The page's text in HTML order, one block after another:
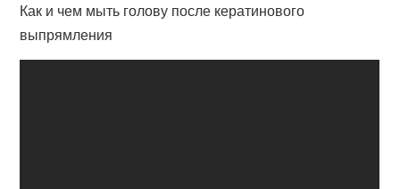
Как и чем мыть голову после кератинового
выпрямления